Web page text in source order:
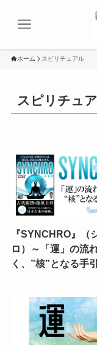
ホーム スピリチュアル
スピリチュ
『SYNCHRO』（
ロ）～「運」の流
く、”核”となる手